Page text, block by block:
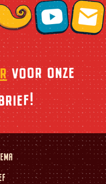
voor onze